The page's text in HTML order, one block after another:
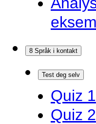
8 Språk i kontakt
Test deg selv
Quiz 1
Quiz 2